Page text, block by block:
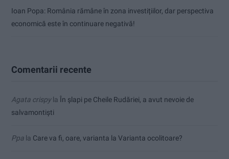
Ioan Popa: România rămâne în zona investițiilor, dar perspectiva
economică este în continuare negativă!
Comentarii recente
Agata crispyla În șlapi pe Cheile Rudăriei, a avut nevoie de
salvamontiști
Ppa la Care va fi, oare, varianta la Varianta ocolitoare?